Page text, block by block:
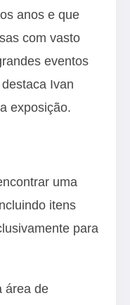
anos e que
com vasto
eventos
Ivan
exposição.
uma
itens
para
área de